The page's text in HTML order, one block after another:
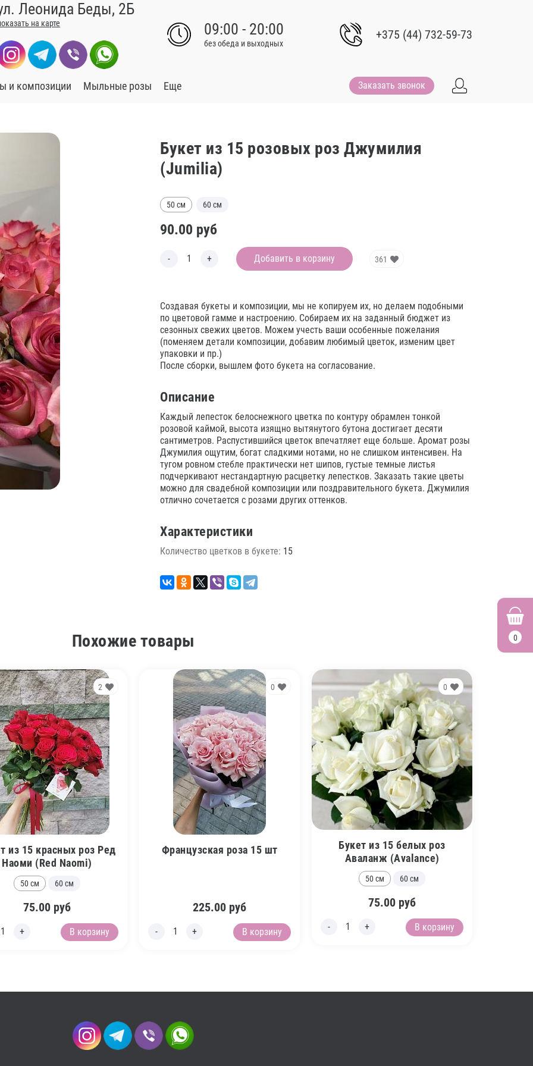
0
Леонида Беды, 2Б
на карте 09:00 - 20:00
без обеда и выходных
+375 (44) 732-59-73
и композиции Мыльные розы Еще Заказать звонок
Букет из 15 розовых роз Джумилия
(Jumilia)
50 см 60 см
90.00 руб
Добавить в корзину 361
Создавая букеты и композиции, мы не копируем их, но делаем подобными
по цветовой гамме и настроению. Собираем их на заданный бюджет из
сезонных свежих цветов. Можем учесть ваши особенные пожелания
(поменяем детали композиции, добавим любимый цветок, изменим цвет
упаковки и пр.)
После сборки, вышлем фото букета на согласование.
Описание
Каждый лепесток белоснежного цветка по контуру обрамлен тонкой
розовой каймой, высота изящно вытянутого бутона достигает десяти
сантиметров. Распустившийся цветок впечатляет еще больше. Аромат розы
Джумилия ощутим, богат сладкими нотами, но не слишком интенсивен. На
тугом ровном стебле практически нет шипов, густые темные листья
подчеркивают нестандартную расцветку лепестков. Заказать такие цветы
можно для свадебной композиции или поздравительного букета. Джумилия
отлично сочетается с розами других оттенков.
Характеристики
Количество цветков в букете: 15
Похожие товары
2
из 15 красных роз Ред
Наоми (Red Naomi)
50 см 60 см
75.00 руб
В корзину
0
Французская роза 15 шт
225.00 руб
В корзину
0
Букет из 15 белых роз
Аваланж (Avalance)
50 см 60 см
75.00 руб
В корзину